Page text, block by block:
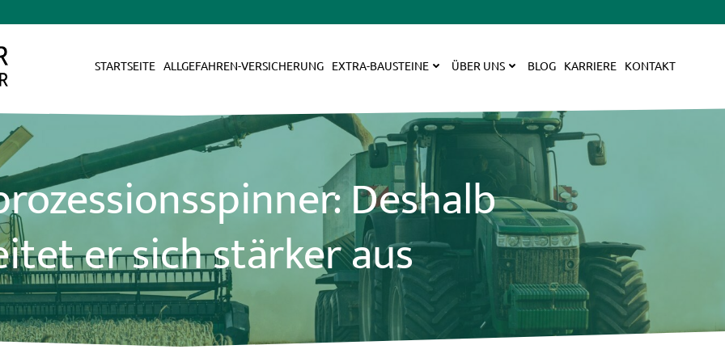
STARTSEITE ALLGEFAHREN-VERSICHERUNG EXTRA-BAUSTEINE ÜBER UNS BLOG KARRIERE KONTAKT
Deshalb
er sich stärker aus